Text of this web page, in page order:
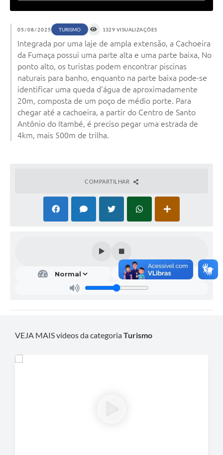
05/08/2025 TURISMO 1329 VISUALIZAÇÕES
Integrada por uma laje de ampla extensão, a Cachoeira
da Fumaça possui uma parte alta e uma parte baixa, No
ponto alto, os turistas podem encontrar piscinas
naturais para banho, enquanto na parte baixa pode-se
identificar uma queda d'água de aproximadamente
20m, composta de um poço de médio porte. Para
chegar até a cachoeira, a partir do Centro de Santo
Antônio do Itambé, é preciso pegar uma estrada de
4km, mais 500m de trilha.
COMPARTILHAR
VEJA MAIS vídeos da categoriaTurismo